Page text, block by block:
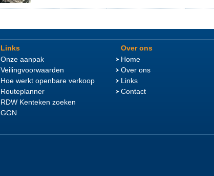
Links
Onze aanpak
Veilingvoorwaarden
Hoe werkt openbare verkoop
Routeplanner
RDW Kenteken zoeken
GGN
Over ons
Home
Over ons
Links
Contact